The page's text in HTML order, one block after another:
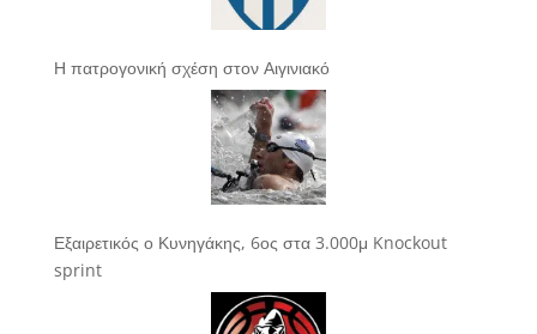
Η πατρογονική σχέση στον Αιγινιακό
Εξαιρετικός ο Κυνηγάκης, 6ος στα 3.000μ Knockout
sprint